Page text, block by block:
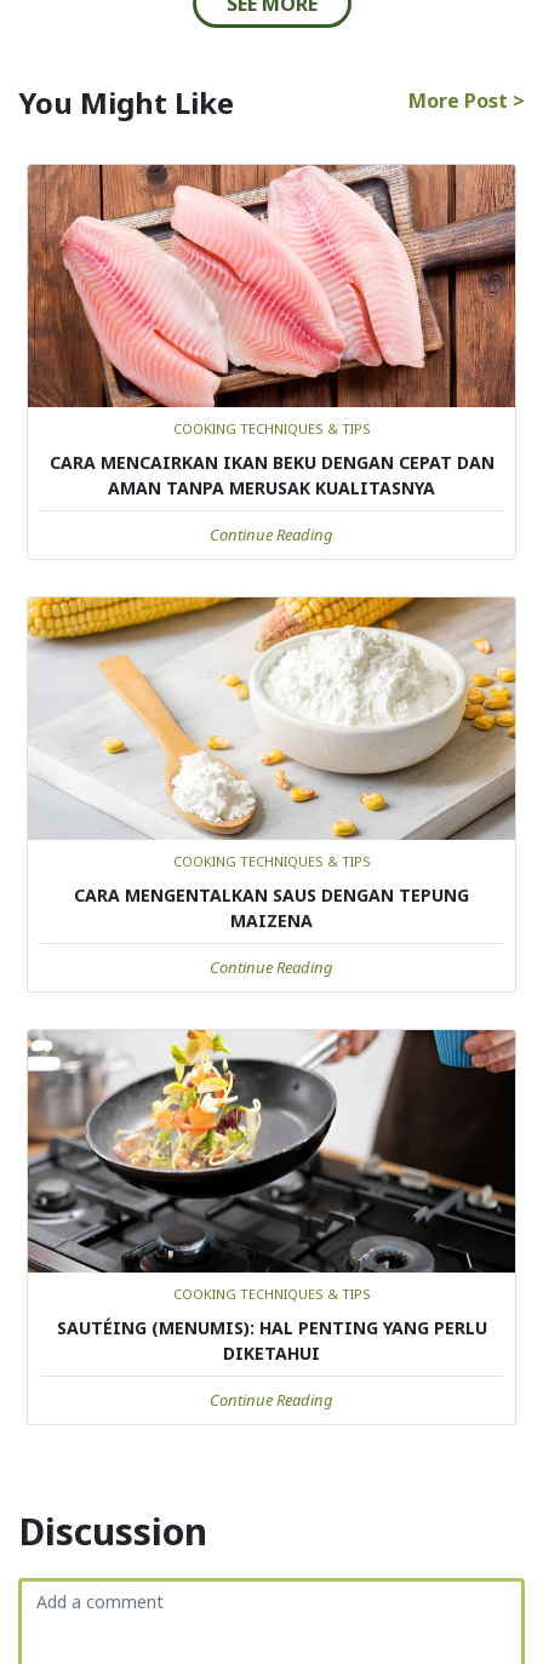
You Might Like More Post >
COOKING TECHNIQUES & TIPS
CARA MENCAIRKAN IKAN BEKU DENGAN CEPAT DAN
AMAN TANPA MERUSAK KUALITASNYA
Continue Reading
COOKING TECHNIQUES & TIPS
CARA MENGENTALKAN SAUS DENGAN TEPUNG
MAIZENA
Continue Reading
COOKING TECHNIQUES & TIPS
SAUTÉING (MENUMIS): HAL PENTING YANG PERLU
DIKETAHUI
Continue Reading
Discussion